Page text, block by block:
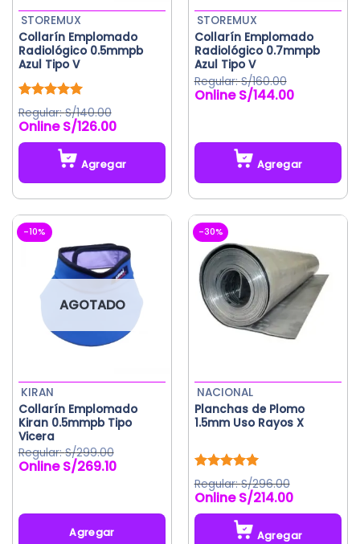
producto
Collarín Emplomado
Radiológico 0.5mmpb
Azul Tipo V
Valorado
con5.00
de 5
STOREMUX
S/140.00
El
precio
original
S/140.00.
S/126.00El
precio
es:
S/126.00.
Agregar
Collarín Emplomado
Radiológico 0.7mmpb
Azul Tipo V
STOREMUX
S/160.00
El
S/160.00.
S/144.00El
S/144.00.
Agregar
-10%
AGOTADO
Collarín Emplomado
Kiran 0.5mmpb Tipo
Vicera
KIRAN
S/299.00
El
S/299.00.
S/269.10El
S/269.10.
Agregar
-30%
Planchas de Plomo
1.5mm Uso Rayos X
Valorado
con5.00
de 5
NACIONAL
S/296.00
S/214.00
Agregar